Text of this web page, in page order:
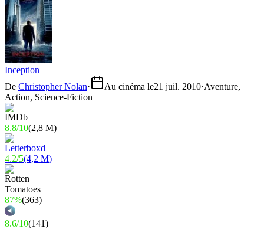
Inception
De Christopher Nolan· Au cinéma le21 juil. 2010·Aventure,
Action, Science-Fiction
8.8/10(2,8 M)
4.2/5(4,2 M)
87%(363)
8.6/10(141)